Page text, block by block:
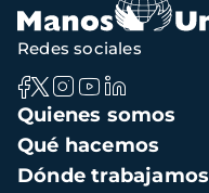
Navegación
principal
Quienes somos
Qué hacemos
Dónde trabajamos
Redes sociales